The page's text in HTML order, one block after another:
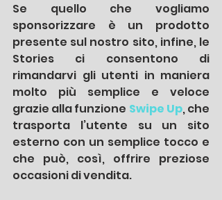
Se quello che vogliamo
sponsorizzare è un prodotto
presente sul nostro sito, infine, le
Stories ci consentono di
rimandarvi gli utenti in maniera
molto più semplice e veloce
grazie alla funzione Swipe Up, che
trasporta l’utente su un sito
esterno con un semplice tocco e
che può, così, offrire preziose
occasioni di vendita.